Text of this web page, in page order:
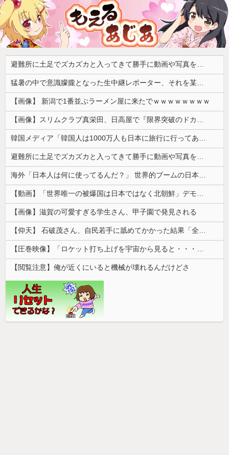
避難所に土足でズカズカと入ってきて勝手に動画や写真を撮影したメディア取材陣、挙句の果てに要求してきたのは……
猛暑の中で意識朦朧となった生中継レポーター、それを某出演者が爆笑しながら現場レポート続行を強制する動画が再注目されて……
【画像】 新潟で1番並ぶラーメン屋に来たでｗｗｗｗｗｗｗｗ
【画像】スリムクラブ真栄田、日高屋で『限界突破のドカ食い』を披露するｗｗｗｗｗｗ
韓国メディア「韓国人は1000万人も日本に旅行に行ってあげるのに、どうして日本人は韓国に来ないのか」自国に魅力がないのを棚に上げて日本を分析
避難所に土足でズカズカと入ってきて勝手に動画や写真を撮影したメディア取材陣、挙句の果てに要求してきたのは……
海外「日本人は何に使ってるんだ？」 世界的ブームの日本の食品、買ってみたものの使い道が分からない外国人が続出
【動画】「世界唯一の被爆国は日本ではなく北朝鮮」デモが開催される
【画像】滋賀の可愛すぎる学生さん、甲子園で発見される
【仰天】 石破茂さん、自民若手に舐めてかかった結果「全てを失うｗｗｗｗｗ」
【圧巻映像】「ロケット打ち上げを宇宙から見ると・・・」の動画が衝撃的
【閲覧注意】俺が近くにいると機械が壊れるんだけどさ